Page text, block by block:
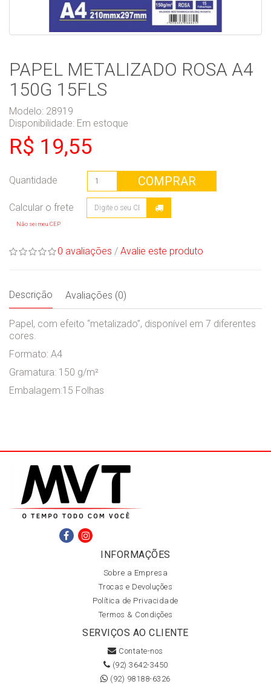
PAPEL METALIZADO ROSA A4
150G 15FLS
Modelo: 28919
Disponibilidade: Em estoque
R$ 19,55
Quantidade COMPRAR
Não sei meu CEP
0 avaliações / Avalie este produto
Descrição Avaliações (0)
Papel, com efeito “metalizado”, disponível em 7 diferentes
cores.
Formato: A4
Gramatura: 150 g/m²
Embalagem:15 Folhas
INFORMAÇÕES
Sobre a Empresa
Trocas e Devoluções
Política de Privacidade
Termos & Condições
SERVIÇOS AO CLIENTE
Contate-nos
(92) 3642-3450
(92) 98188-6326